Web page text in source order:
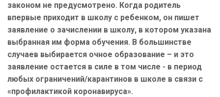
законом не предусмотрено. Когда родитель
впервые приходит в школу с ребенком, он пишет
заявление о зачислении в школу, в котором указана
выбранная им форма обучения. В большинстве
случаев выбирается очное образование – и это
заявление остается в силе в том числе - в период
любых ограничений/карантинов в школе в связи с
«профилактикой коронавируса».